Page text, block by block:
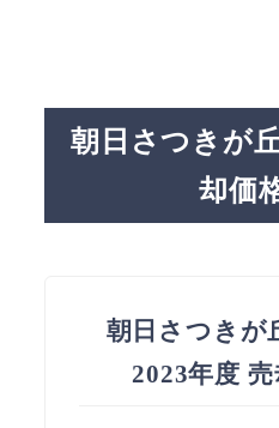
朝日さつきが
却価
朝日さつきが
2023年度